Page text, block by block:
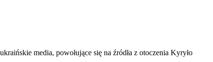
media, powołujące się na źródła z otoczenia Kyryło